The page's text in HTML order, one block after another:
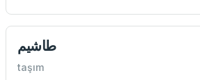
طاشيم
taşım